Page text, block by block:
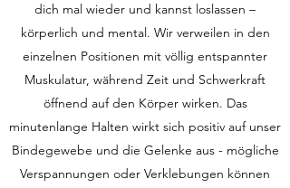
dich mal wieder und kannst loslassen –
körperlich und mental. Wir verweilen in den
einzelnen Positionen mit völlig entspannter
Muskulatur, während Zeit und Schwerkraft
öffnend auf den Körper wirken. Das
minutenlange Halten wirkt sich positiv auf unser
Bindegewebe und die Gelenke aus - mögliche
Verspannungen oder Verklebungen können